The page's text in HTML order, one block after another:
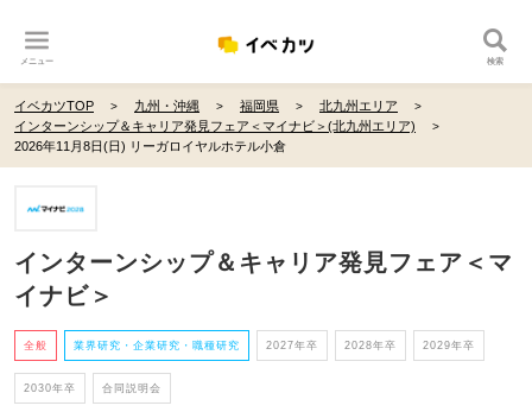
メニュー 検索
イベカツTOP 九州・沖縄 福岡県
北九州エリア
インターンシップ＆キャリア発見フェア＜マイナビ＞(北九州エリア)
2026年11月8日(日) リーガロイヤルホテル小倉
インターンシップ＆キャリア発見フェア＜マ
イナビ＞
全般 業界研究・企業研究・職種研究 2027年卒 2028年卒 2029年卒
2030年卒 合同説明会